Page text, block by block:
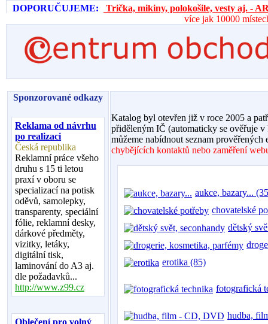
DOPORUČUJEME:
Trička, mikiny, polokošile, vesty aj. -
více jak 10000
Sponzorované odkazy
Reklama od návrhu
po realizaci
Česká republika
Reklamní práce všeho
druhu s 15 ti letou
praxí v oboru se
specializací na potisk
oděvů, samolepky,
transparenty, speciální
fólie, reklamní desky,
dárkové předměty,
vizitky, letáky,
digitální tisk,
laminování do A3 aj.
dle požadavků...
http://www.z99.cz
Oblečení pro volný
Katalog byl otevřen již v roce 2005 a
přiděleným IČ (automaticky se ověřuje
můžeme nabídnout seznam
chybějících kontaktů nebo zaměření
aukce, bazary...
chovatelské
dětský
erotika (85)
fotografická
hudba,